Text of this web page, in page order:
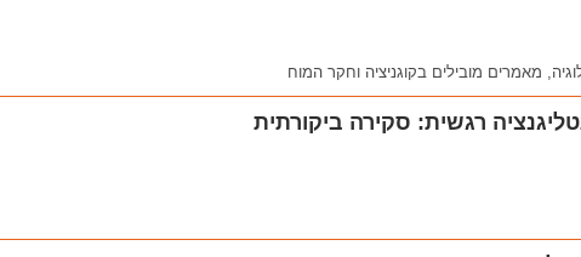
מאמרים מובילים בקוגניציה וחקר המוח
רגשית: סקירה ביקורתית